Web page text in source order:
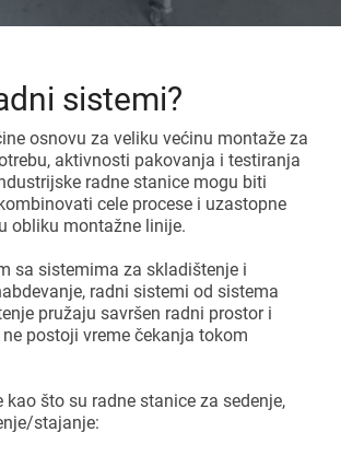
sistemi?
osnovu za veliku većinu montaže za
aktivnosti pakovanja i testiranja
radne stanice mogu biti
cele procese i uzastopne
obliku montažne linije.
sa sistemima za skladištenje i
radni sistemi od sistema
pružaju savršen radni prostor i
postoji vreme čekanja tokom
kao što su radne stanice za sedenje,
stajanje: